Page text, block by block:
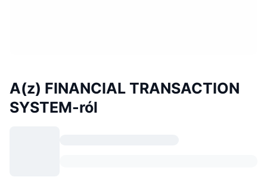
A(z) FINANCIAL TRANSACTION
SYSTEM-ról